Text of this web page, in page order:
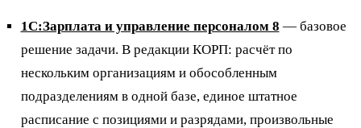
1С:Зарплата и управление персоналом 8 — базовое
решение задачи. В редакции КОРП: расчёт по
нескольким организациям и обособленным
подразделениям в одной базе, единое штатное
расписание с позициями и разрядами, произвольные